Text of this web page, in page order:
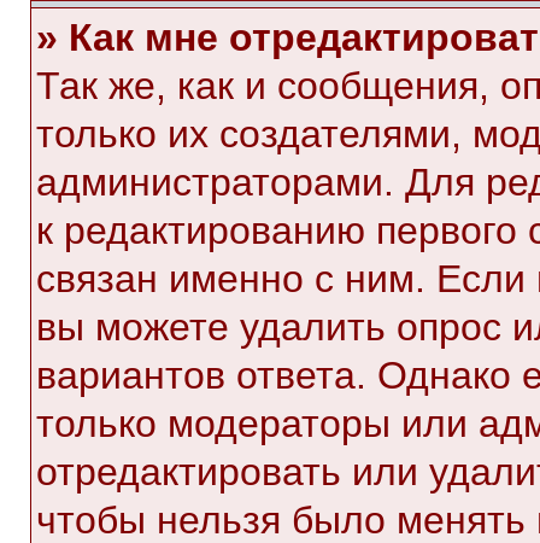
» Как мне
Так же, как и сообщения,
только их создателями,
администраторами. Для
к редактированию
связан именно с ним. Если
вы можете удалить опрос
вариантов ответа. Однако
только модераторы или
отредактировать или
чтобы нельзя было